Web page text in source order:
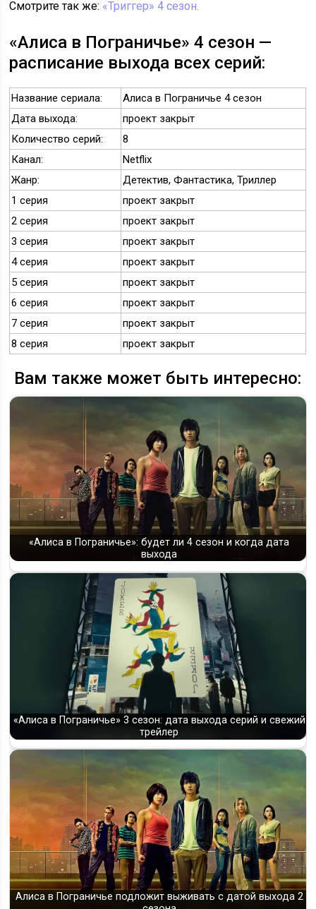
Смотрите так же: «Триггер» 4 сезон.
«Алиса в Пограничье» 4 сезон —
расписание выхода всех серий:
Название сериала:
Алиса в Пограничье 4 сезон
Дата выхода:
проект закрыт
Количество серий:
8
Канал:
Netflix
Жанр:
Детектив, Фантастика, Триллер
1 серия
проект закрыт
2 серия
проект закрыт
3 серия
проект закрыт
4 серия
проект закрыт
5 серия
проект закрыт
6 серия
проект закрыт
7 серия
проект закрыт
8 серия
проект закрыт
Вам также может быть интересно:
«Алиса в Пограничье»: будет ли 4 сезон и когда дата
выхода
«Алиса в Пограничье» 3 сезон: дата выхода серий и свежий
трейлер
Алиса в Пограничье подложит выживать с датой выхода 2